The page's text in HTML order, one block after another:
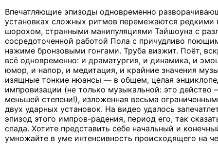
Впечатляющие эпизоды одновременно
установках сложных ритмов перемежаются редкими
шорохом, странными манипуляциями Тайшоуна с
сосредоточенной работой Пола с причудливо
нажиме бронзовыми гонгами. Труба визжит. Поёт,
всё одновременно: и драматургия, и динамика, и
юмор, и напор, и медитация, и крайние значения
изящные тонкие нюансы — в общем, целая
импровизации (не только музыкальной: это действо
меньшей степени!), изложенная весьма
двух ударных установок. На видео удалось
эпизод этого импров-радения, период его, так
спада. Хотите представить себе начальный и
умножайте в уме интенсивность происходящего на